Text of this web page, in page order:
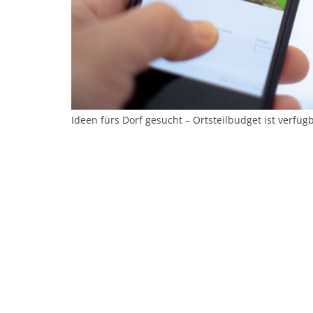
Ideen fürs Dorf gesucht – Ortsteilbudget ist